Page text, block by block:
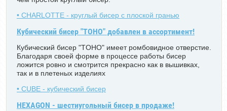
• CHARLOTTE - круглый бисер с плоской гранью
Кубический бисер "TOHO" добавлен в ассортимент!
Кубический бисер "TOHO" имеет ромбовидное отверстие.
Благодаря своей форме в процессе работы бисер
ложится ровно и смотрится прекрасно как в вышивках,
так и в плетеных изделиях
• CUBE - кубический бисер
HEXAGON - шестиугольный бисер в продаже!